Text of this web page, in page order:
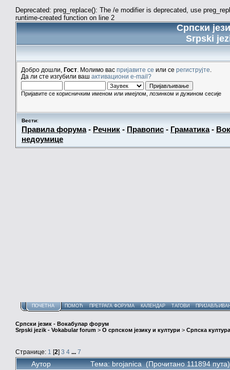
Deprecated: preg_replace(): The /e modifier is deprecated, use
runtime-created function on line 2
Српски
Srpski
Добро дошли, Гост . Молимо вас пријавите се или се региструјте
Да ли сте изгубили ваш активациони e-mail?
Пријавите се корисничким именом или имејлом, лозинком и дужином сесије
Вести:
Правила форума- Речник - Правопис - Граматика-
недоумице
ПОЧЕТНА ПОМОЋ ПРЕТРАГА ФОРУМА КАЛЕНДАР ТАГОВИ
Српски језик - Вокабулар форум
Srpski jezik - Vokabular forum > О српском језику и култури > Српска
Странице: 1 [2] 3 4 ... 7
Аутор Тема: brojanica (Прочитано 111894 пута)